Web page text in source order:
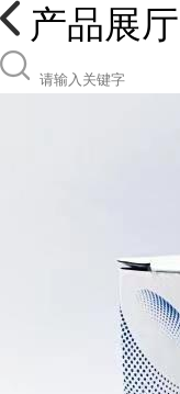
产品展厅